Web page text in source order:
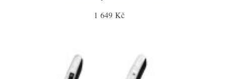
1 649 Kč